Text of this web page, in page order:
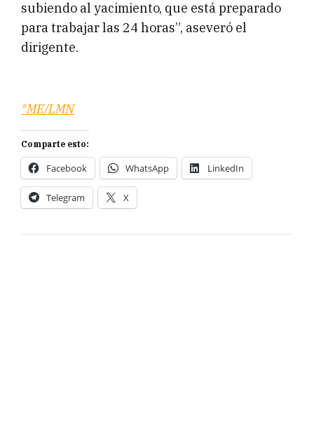
subiendo al yacimiento, que está preparado
para trabajar las 24 horas”, aseveró el
dirigente.
*ME/LMN
Comparte esto:
Facebook WhatsApp LinkedIn
Telegram X